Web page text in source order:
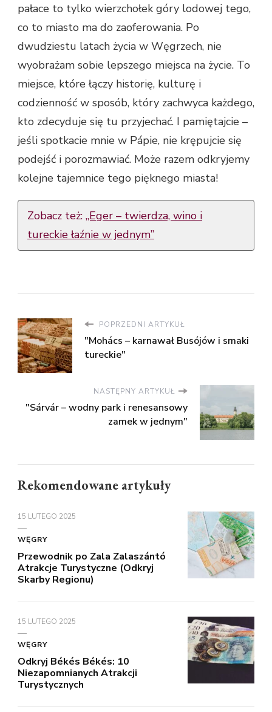
pałace to tylko wierzchołek góry lodowej tego,
co to miasto ma do zaoferowania. Po
dwudziestu latach życia w Węgrzech, nie
wyobrażam sobie lepszego miejsca na życie. To
miejsce, które łączy historię, kulturę i
codzienność w sposób, który zachwyca każdego,
kto zdecyduje się tu przyjechać. I pamiętajcie –
jeśli spotkacie mnie w Pápie, nie krępujcie się
podejść i porozmawiać. Może razem odkryjemy
kolejne tajemnice tego pięknego miasta!
Zobacz też: „Eger – twierdza, wino i
tureckie łaźnie w jednym”
POPRZEDNI ARTYKUŁ
"Mohács – karnawał Busójów i smaki
tureckie"
NASTĘPNY ARTYKUŁ
"Sárvár – wodny park i renesansowy
zamek w jednym"
Rekomendowane artykuły
15 LUTEGO 2025
WĘGRY
Przewodnik po Zala Zalaszántó
Atrakcje Turystyczne (Odkryj
Skarby Regionu)
15 LUTEGO 2025
WĘGRY
Odkryj Békés Békés: 10
Niezapomnianych Atrakcji
Turystycznych